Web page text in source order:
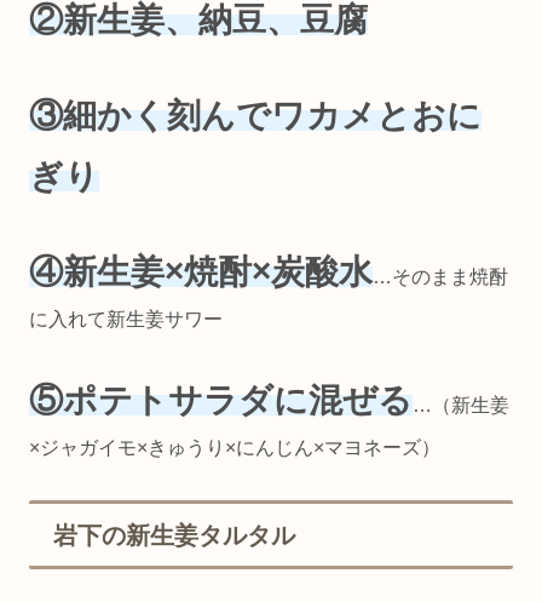
②新生姜、納豆、豆腐
③細かく刻んでワカメとおに
ぎり
④新生姜×焼酎×炭酸水…そのまま焼酎
に入れて新生姜サワー
⑤ポテトサラダに混ぜる…（新生姜
×ジャガイモ×きゅうり×にんじん×マヨネーズ）
岩下の新生姜タルタル